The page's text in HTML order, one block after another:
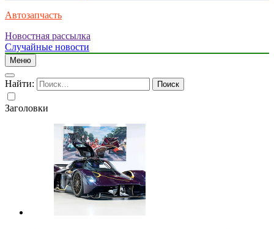
Автозапчасть
Новостная рассылка
Случайные новости
Меню
Найти:
Заголовки